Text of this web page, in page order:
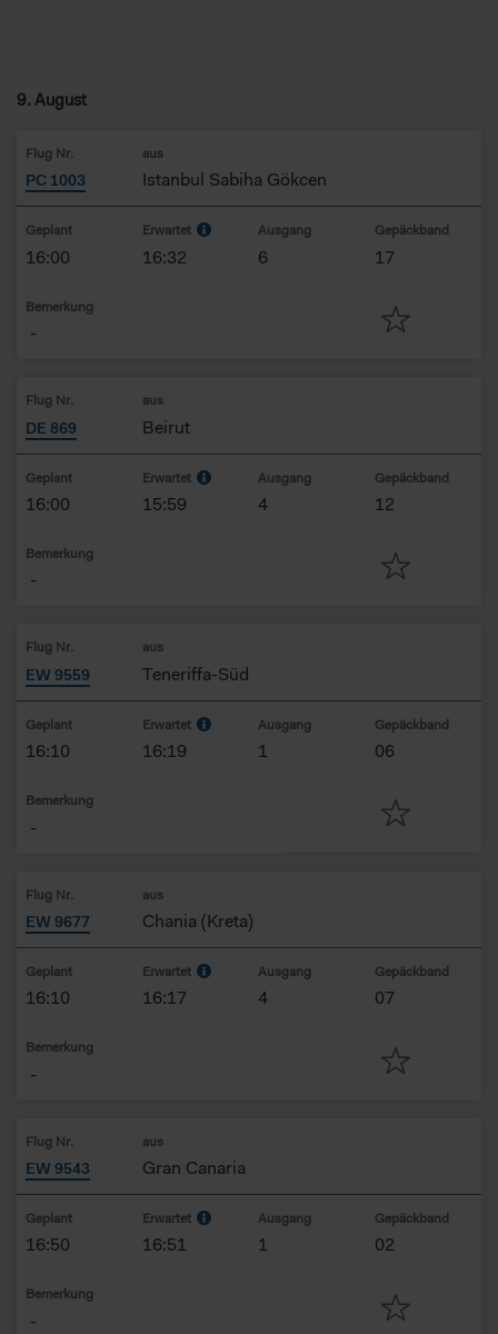
9. August
Flug Nr.
PC 1003
aus
Istanbul Sabiha Gökcen
Geplant
16:00
Erwartet
16:32
Ausgang
6
Gepäckband
17
Bemerkung
-
Flug Nr.
DE 869
aus
Beirut
Geplant
16:00
Erwartet
15:59
Ausgang
4
Gepäckband
12
Bemerkung
-
Flug Nr.
EW 9559
aus
Teneriffa-Süd
Geplant
16:10
Erwartet
16:19
Ausgang
1
Gepäckband
06
Bemerkung
-
Flug Nr.
EW 9677
aus
Chania (Kreta)
Geplant
16:10
Erwartet
16:17
Ausgang
4
Gepäckband
07
Bemerkung
-
Flug Nr.
EW 9543
aus
Gran Canaria
Geplant
16:50
Erwartet
16:51
Ausgang
1
Gepäckband
02
Bemerkung
-